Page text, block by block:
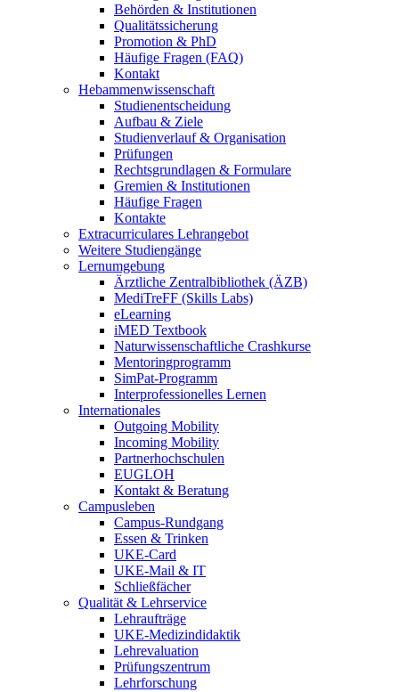
Behörden & Institutionen
Qualitätssicherung
Promotion & PhD
Häufige Fragen (FAQ)
Kontakt
Hebammenwissenschaft
Studienentscheidung
Aufbau & Ziele
Studienverlauf & Organisation
Prüfungen
Rechtsgrundlagen & Formulare
Gremien & Institutionen
Häufige Fragen
Kontakte
Extracurriculares Lehrangebot
Weitere Studiengänge
Lernumgebung
Ärztliche Zentralbibliothek (ÄZB)
MediTreFF (Skills Labs)
eLearning
iMED Textbook
Naturwissenschaftliche Crashkurse
Mentoringprogramm
SimPat-Programm
Interprofessionelles Lernen
Internationales
Outgoing Mobility
Incoming Mobility
Partnerhochschulen
EUGLOH
Kontakt & Beratung
Campusleben
Campus-Rundgang
Essen & Trinken
UKE-Card
UKE-Mail & IT
Schließfächer
Qualität & Lehrservice
Lehraufträge
UKE-Medizindidaktik
Lehrevaluation
Prüfungszentrum
Lehrforschung